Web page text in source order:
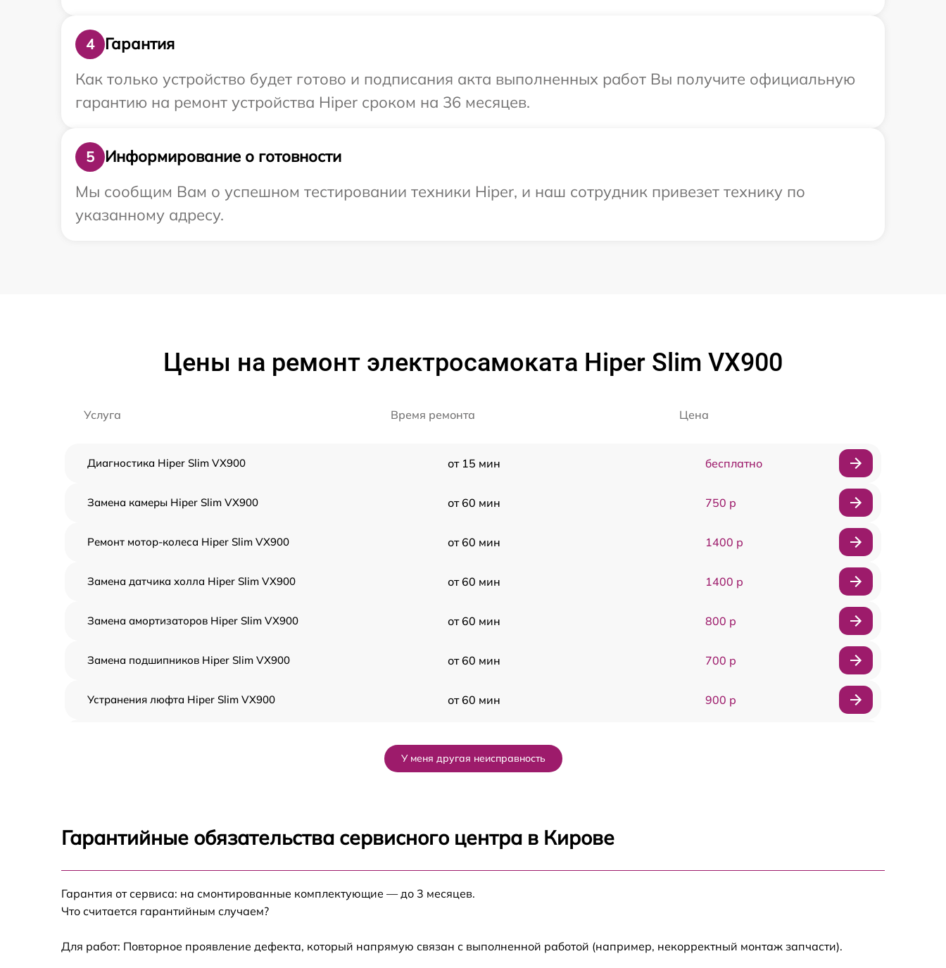
4
Гарантия
Как только устройство будет готово и подписания акта выполненных работ Вы получите официальную
гарантию на ремонт устройства Hiper сроком на 36 месяцев.
5
Информирование о готовности
Мы сообщим Вам о успешном тестировании техники Hiper, и наш сотрудник привезет технику по
указанному адресу.
Цены на ремонт электросамоката Hiper Slim VX900
Услуга Время ремонта Цена
Диагностика Hiper Slim VX900 от 15 мин бесплатно
Замена камеры Hiper Slim VX900 от 60 мин 750 р
Ремонт мотор-колеса Hiper Slim VX900 от 60 мин 1400 р
Замена датчика холла Hiper Slim VX900 от 60 мин 1400 р
Замена амортизаторов Hiper Slim VX900 от 60 мин 800 р
Замена подшипников Hiper Slim VX900 от 60 мин 700 р
Устранения люфта Hiper Slim VX900 от 60 мин 900 р
Замена корпуса Hiper Slim VX900 от 60 мин
Hiper Slim VX900
У меня другая неисправность
Гарантийные обязательства сервисного центра в Кирове
Гарантия от сервиса: на смонтированные комплектующие — до 3 месяцев.
Что считается гарантийным случаем?
Для работ: Повторное проявление дефекта, который напрямую связан с выполненной работой (например, некорректный монтаж запчасти).